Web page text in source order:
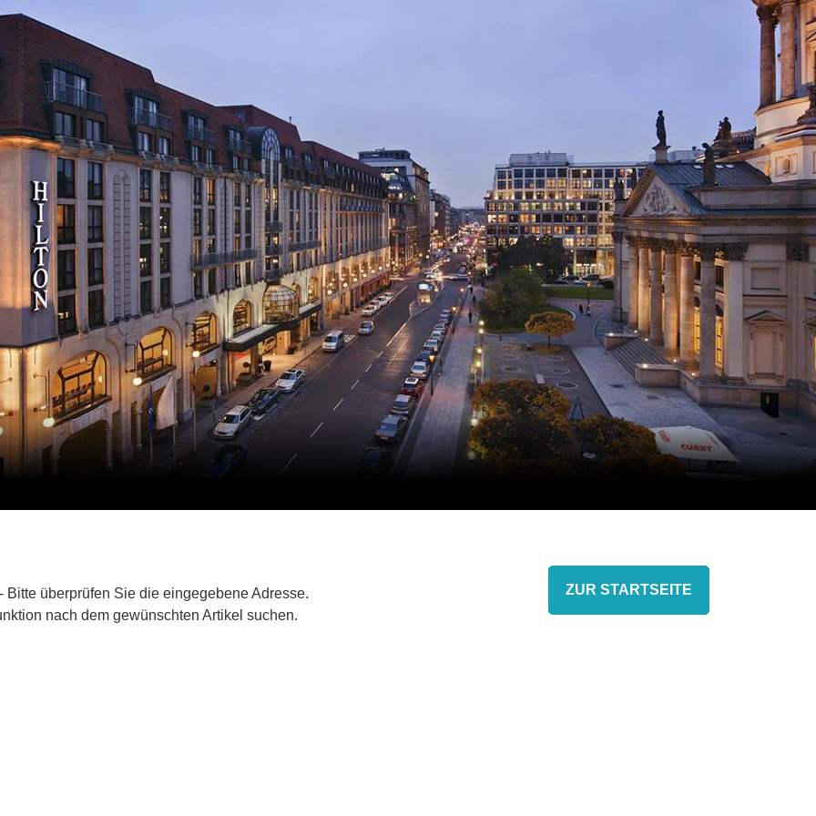
überprüfen Sie die eingegebene Adresse.
nach dem gewünschten Artikel suchen.
ZUR STARTSEITE